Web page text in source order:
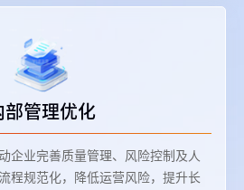
部管理优化‌
企业完善质量管理、风险控制及人
程规范化，降低运营风险，提升长